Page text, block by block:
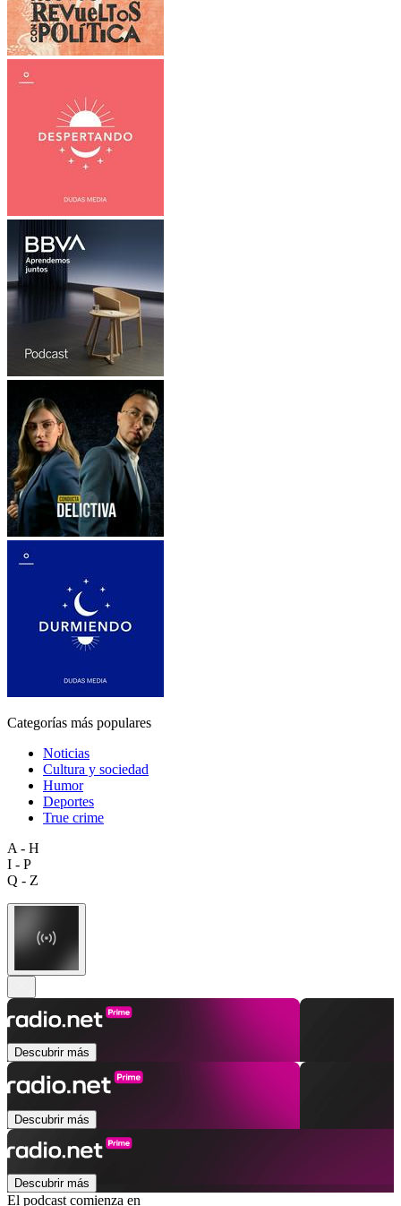
Categorías más populares
Noticias
Cultura y sociedad
Humor
Deportes
True crime
A - H
I - P
Q - Z
Descubrir más
Descubrir más
Descubrir más
El podcast comienza en